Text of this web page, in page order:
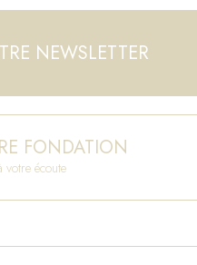
NEWSLETTER
FONDATION
votre écoute